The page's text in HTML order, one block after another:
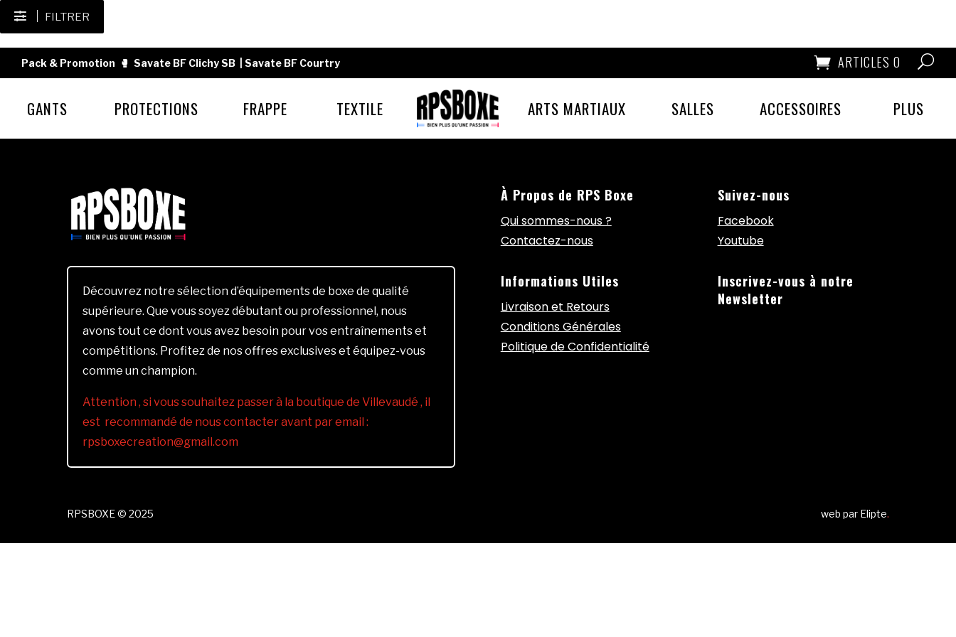
FILTRER
Pack & Promotion 🥊 Savate BF Clichy SB Savate BF Courtry ARTICLES 0
GANTS PROTECTIONS FRAPPE TEXTILE ARTS MARTIAUX SALLES ACCESSOIRES PLUS
Découvrez notre sélection d’équipements de boxe de qualité
supérieure. Que vous soyez débutant ou professionnel, nous
avons tout ce dont vous avez besoin pour vos entraînements et
compétitions. Profitez de nos offres exclusives et équipez-vous
comme un champion.
Attention , si vous souhaitez passer à la boutique de Villevaudé , il
est recommandé de nous contacter avant par email :
rpsboxecreation@gmail.com
À Propos de RPS Boxe
Qui sommes-nous ?
Contactez-nous
Informations Utiles
Livraison et Retours
Conditions Générales
Politique de Confidentialité
Suivez-nous
Facebook
Youtube
Inscrivez-vous à notre
Newsletter
RPSBOXE © 2025 web par Elipte.